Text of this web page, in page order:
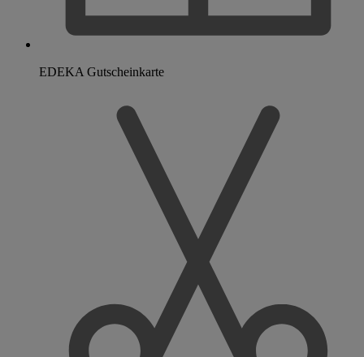
EDEKA Gutscheinkarte